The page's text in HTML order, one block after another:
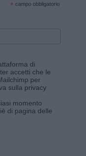
* campo obbligatorio
di
accetti che le
per
sulla privacy
momento
di pagina delle